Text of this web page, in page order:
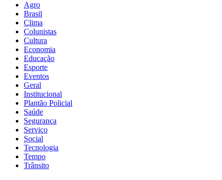
Agro
Brasil
Clima
Colunistas
Cultura
Economia
Educação
Esporte
Eventos
Geral
Institucional
Plantão Policial
Saúde
Segurança
Serviço
Social
Tecnologia
Tempo
Trânsito